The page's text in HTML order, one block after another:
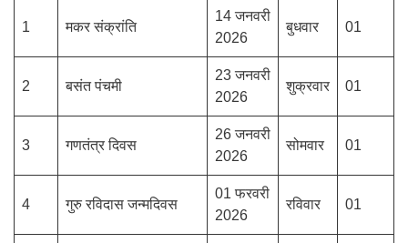
1 मकर संक्रांति
14 जनवरी
2026
बुधवार 01
2 बसंत पंचमी
23 जनवरी
2026
शुक्रवार 01
3 गणतंत्र दिवस
26 जनवरी
2026
सोमवार 01
4 गुरु रविदास जन्मदिवस
01 फरवरी
2026
रविवार 01